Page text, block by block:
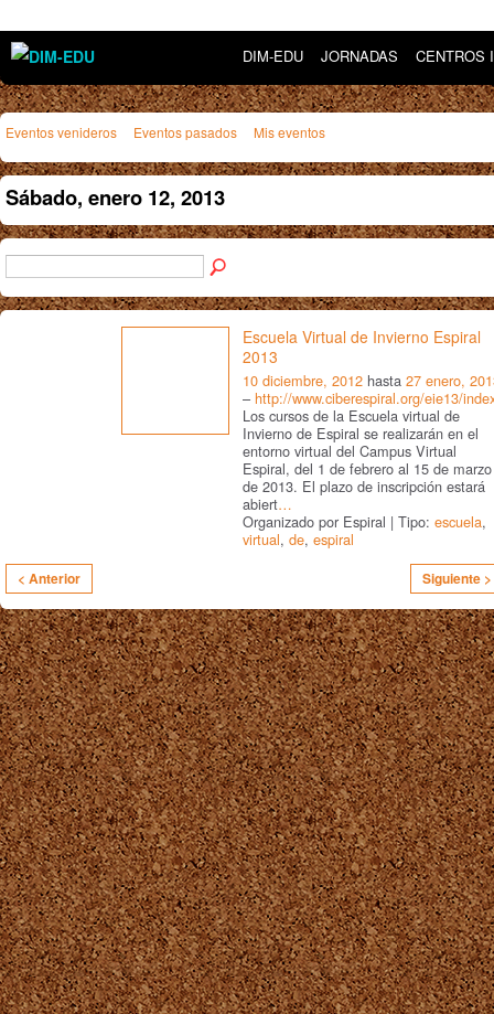
DIM-EDU JORNADAS CENTROS
Eventos venideros Eventos pasados Mis eventos
Sábado, enero 12, 2013
Escuela Virtual de Invierno Espiral
2013
10 diciembre, 2012 hasta 27 enero,
– http://www.ciberespiral.org/eie13/
Los cursos de la Escuela virtual de
Invierno de Espiral se realizarán en el
entorno virtual del Campus Virtual
Espiral, del 1 de febrero al 15 de marzo
de 2013. El plazo de inscripción estará
abiert…
Organizado por Espiral | Tipo: escuela,
virtual, de, espiral
< Anterior Siguiente >